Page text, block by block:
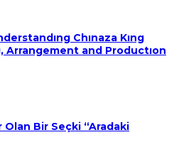
Chınaza Kıng
Arrangement and Productıon
Olan Bir Seçki “Aradaki